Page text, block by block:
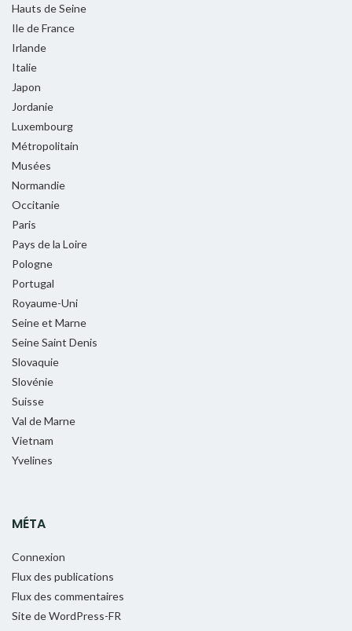
Hauts de Seine
Ile de France
Irlande
Italie
Japon
Jordanie
Luxembourg
Métropolitain
Musées
Normandie
Occitanie
Paris
Pays de la Loire
Pologne
Portugal
Royaume-Uni
Seine et Marne
Seine Saint Denis
Slovaquie
Slovénie
Suisse
Val de Marne
Vietnam
Yvelines
MÉTA
Connexion
Flux des publications
Flux des commentaires
Site de WordPress-FR